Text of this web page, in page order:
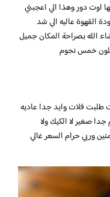
اوت دور وهذا الي اعجبني
القهوة عاليه الي شد
الله بصراحة المكان جميل
خمس نجوم
طلبت فلات وايد جدا عاديه
صغير لا الكيك ولا
يعني الكيكه ب٢٦ بس لقمتين وربي حرام السعر غالي